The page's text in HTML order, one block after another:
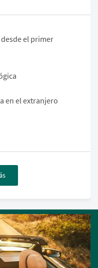
el primer
en el extranjero